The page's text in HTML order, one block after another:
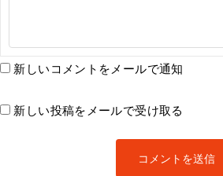
新しいコメントをメールで通知
新しい投稿をメールで受け取る